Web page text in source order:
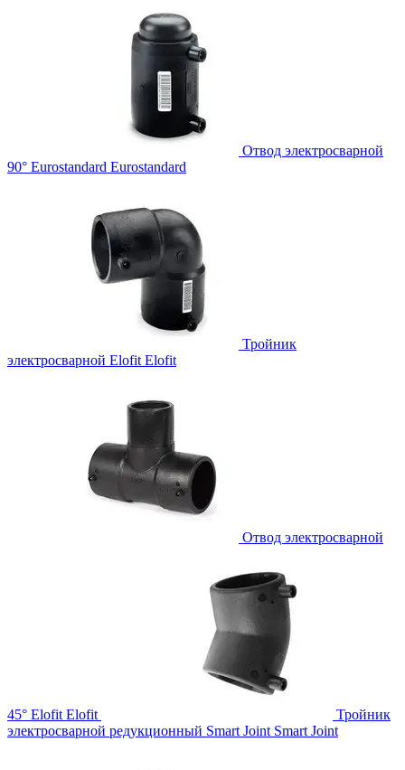
Отвод электросварной
90° Eurostandard Eurostandard
Тройник
электросварной Elofit Elofit
Отвод электросварной
45° Elofit Elofit
Тройник
электросварной редукционный Smart Joint Smart Joint